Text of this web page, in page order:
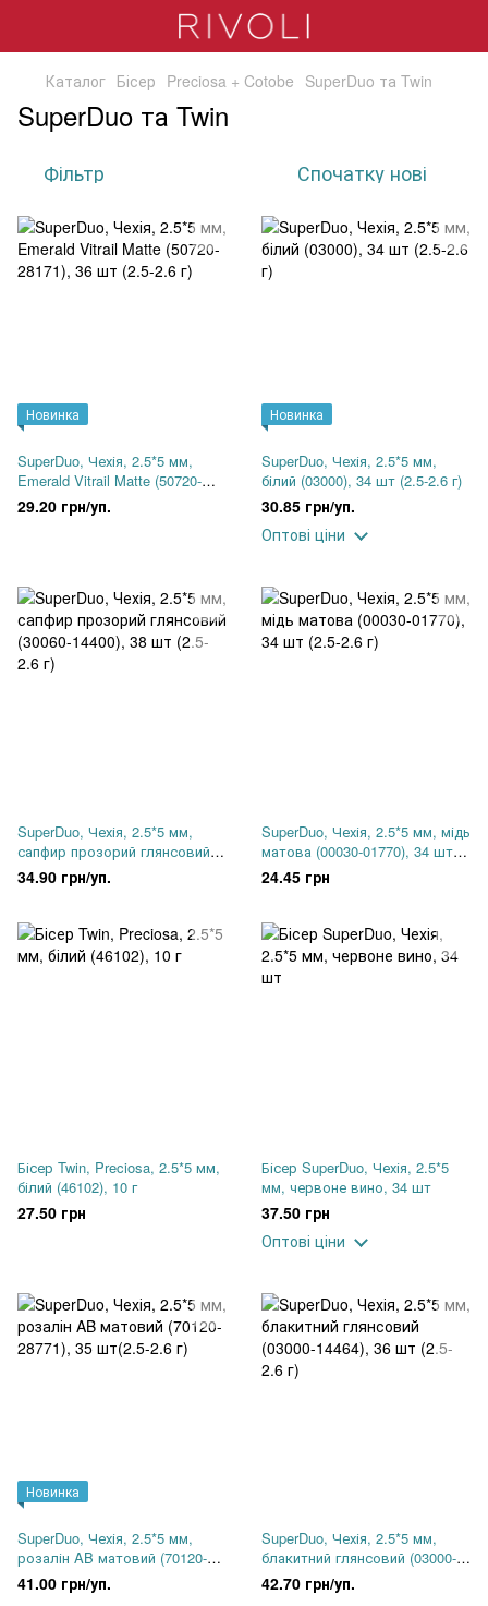
Каталог Бісер Preciosa + Cotobe SuperDuo та Twin
SuperDuo та Twin
Фільтр Спочатку нові
Новинка
SuperDuo, Чехія, 2.5*5 мм,
Emerald Vitrail Matte (50720-
28171), 36 шт (2.5-2.6 г)
29.20 грн/уп.
Новинка
SuperDuo, Чехія, 2.5*5 мм,
білий (03000), 34 шт (2.5-2.6 г)
30.85 грн/уп.
Оптові ціни
SuperDuo, Чехія, 2.5*5 мм,
сапфир прозорий глянсовий
(30060-14400), 38 шт (2.5-2.6 г)
34.90 грн/уп.
SuperDuo, Чехія, 2.5*5 мм, мідь
матова (00030-01770), 34 шт
(2.5-2.6 г)
24.45 грн
Бісер Twin, Preciosa, 2.5*5 мм,
білий (46102), 10 г
27.50 грн
Бісер SuperDuo, Чехія, 2.5*5
мм, червоне вино, 34 шт
37.50 грн
Оптові ціни
Новинка
SuperDuo, Чехія, 2.5*5 мм,
розалін AB матовий (70120-
28771), 35 шт(2.5-2.6 г)
41.00 грн/уп.
SuperDuo, Чехія, 2.5*5 мм,
блакитний глянсовий (03000-
14464), 36 шт (2.5-2.6 г)
42.70 грн/уп.